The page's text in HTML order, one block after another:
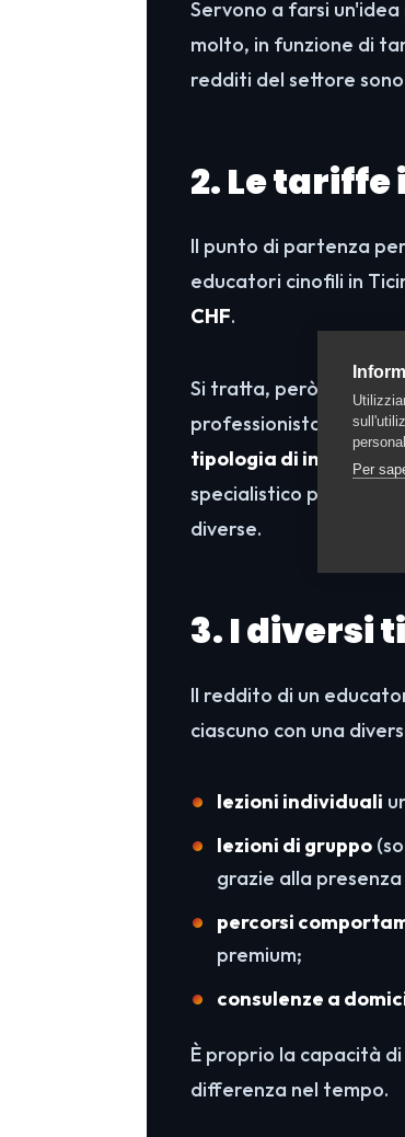
Servono a farsi
molto, in funzione di
redditi del settore
2. Le tariffe
Il punto di partenza
educatori cinofili in
CHF.
Si tratta, però, solo di
professionista in
tipologia di intervento
specialistico per un
diverse.
3. I diversi
Il reddito di un
ciascuno con una
lezioni individuali
lezioni di gruppo
grazie alla
percorsi
premium;
consulenze a
È proprio la capacità
differenza nel tempo.
Per